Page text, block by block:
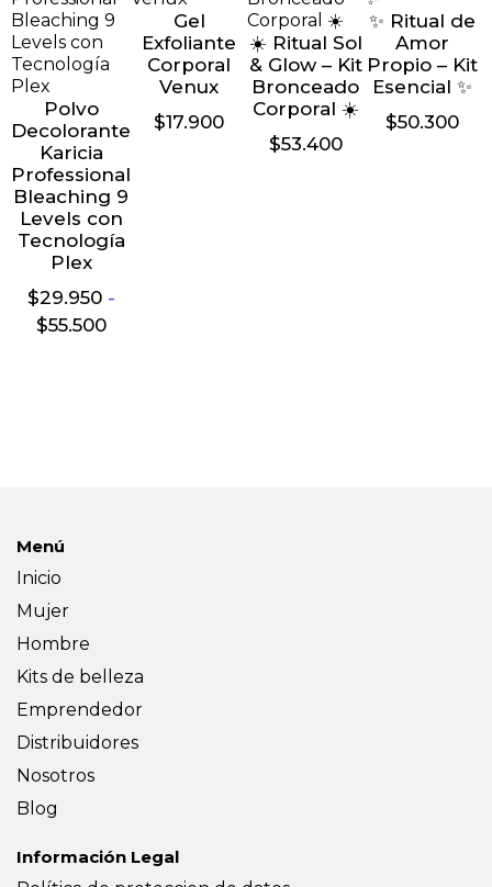
Polvo
Decolorante
Karicia
Professional
Bleaching 9
Levels con
Tecnología
Plex
$29.950 -
$55.500
Gel
Exfoliante
Corporal
Venux
$17.900
☀️ Ritual Sol
& Glow – Kit
Bronceado
Corporal ☀️
$53.400
✨ Ritual de
Amor
Propio – Kit
Esencial ✨
$50.300
Menú
Inicio
Mujer
Hombre
Kits de belleza
Emprendedor
Distribuidores
Nosotros
Blog
Información Legal